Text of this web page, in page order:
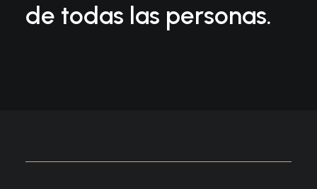
de todas las personas.